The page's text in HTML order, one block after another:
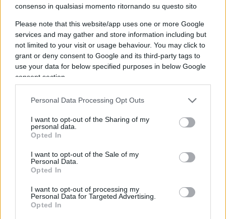
consenso in qualsiasi momento ritornando su questo sito
Please note that this website/app uses one or more Google
services and may gather and store information including but
not limited to your visit or usage behaviour. You may click to
grant or deny consent to Google and its third-party tags to
use your data for below specified purposes in below Google
consent section.
Personal Data Processing Opt Outs
I want to opt-out of the Sharing of my
personal data.
Opted In
I want to opt-out of the Sale of my
Personal Data.
Opted In
I want to opt-out of processing my
Personal Data for Targeted Advertising.
Opted In
Con la caduta, avvenuta nell’arco di appena dodici
mesi, dei regimi antioccidentali di Damasco e
Caracas, e il netto ridimensionamento del peso
specifico delle milizie islamiche alleate di
Teheran, gli Stati Unitistringono ulteriormente
il cerchio attorno a Mosca, impantanata da
troppo tempo in un conflitto, quello scoppiato nel
febbraio 2022 in terra ucraina, che tra dialoghi,
trattative e speranze di pace sistematicamente
tradite non accenna ancora a fermarsi.
Sullo sfondo, si registrano nel frattempo le accese
proteste contro il carovita che da giorni